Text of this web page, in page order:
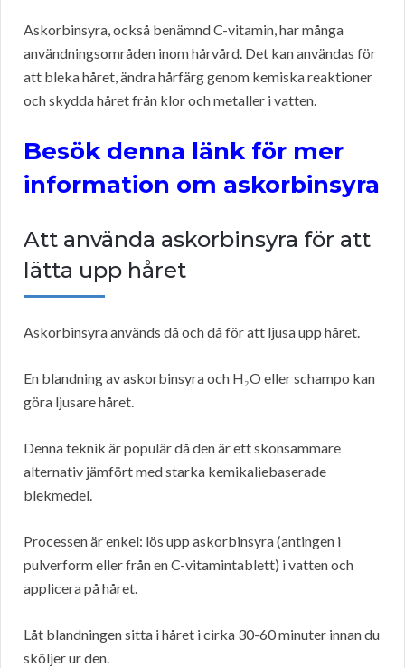
Askorbinsyra, också benämnd C-vitamin, har många
användningsområden inom hårvård. Det kan användas för
att bleka håret, ändra hårfärg genom kemiska reaktioner
och skydda håret från klor och metaller i vatten.
Besök denna länk för mer
information om askorbinsyra
Att använda askorbinsyra för att
lätta upp håret
Askorbinsyra används då och då för att ljusa upp håret.
En blandning av askorbinsyra och H₂O eller schampo kan
göra ljusare håret.
Denna teknik är populär då den är ett skonsammare
alternativ jämfört med starka kemikaliebaserade
blekmedel.
Processen är enkel: lös upp askorbinsyra (antingen i
pulverform eller från en C-vitamintablett) i vatten och
applicera på håret.
Låt blandningen sitta i håret i cirka 30-60 minuter innan du
sköljer ur den.